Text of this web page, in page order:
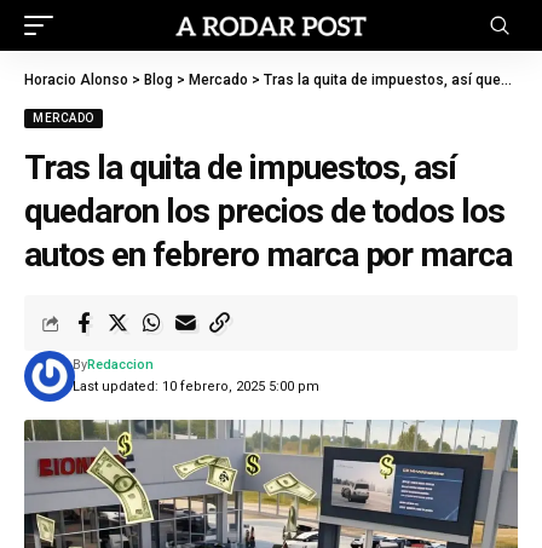
Horacio Alonso > Blog > Mercado > Tras la quita de impuestos, así quedaron los precios de todos los autos en febrero marca por marca
MERCADO
Tras la quita de impuestos, así
quedaron los precios de todos los
autos en febrero marca por marca
Last updated: 10 febrero, 2025 5:00 pm
ByRedaccion